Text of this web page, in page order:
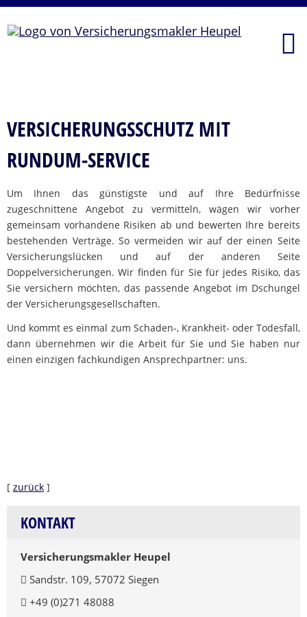
VERSICHERUNGSSCHUTZ MIT
RUNDUM-SERVICE
Um Ihnen das günstigste und auf Ihre Bedürfnisse
zugeschnittene Angebot zu vermitteln, wägen wir vorher
gemeinsam vorhandene Risiken ab und bewerten Ihre bereits
bestehenden Verträge. So vermeiden wir auf der einen Seite
Versicherungslücken und auf der anderen Seite
Doppelversicherungen. Wir finden für Sie für jedes Risiko, das
Sie versichern möchten, das passende Angebot im Dschungel
der Versicherungsgesellschaften.
Und kommt es einmal zum Schaden-, Krankheit- oder Todesfall,
dann übernehmen wir die Arbeit für Sie und Sie haben nur
einen einzigen fachkundigen Ansprechpartner: uns.
[ zurück ]
KONTAKT
Versicherungsmakler Heupel
Sandstr. 109, 57072 Siegen
+49 (0)271 48088